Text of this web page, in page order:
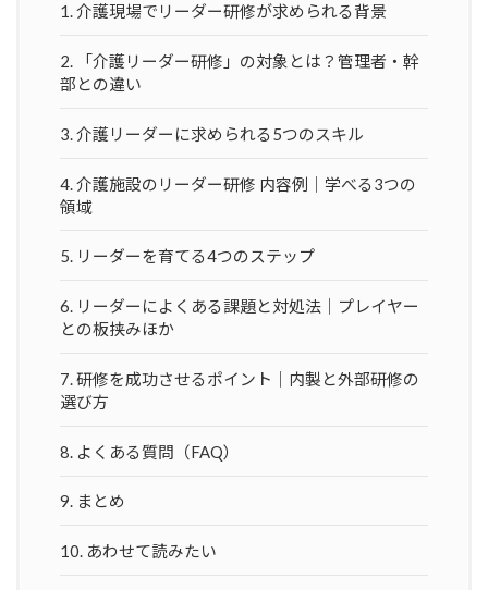
1.介護現場でリーダー研修が求められる背景
2.
「介護リーダー研修」の対象とは？管理者・幹
部との違い
3.介護リーダーに求められる5つのスキル
4.介護施設のリーダー研修 内容例｜学べる3つの
領域
5. リーダーを育てる4つのステップ
6. リーダーによくある課題と対処法｜プレイヤー
との板挟みほか
7.研修を成功させるポイント｜内製と外部研修の
選び方
8. よくある質問（FAQ）
9. まとめ
10. あわせて読みたい